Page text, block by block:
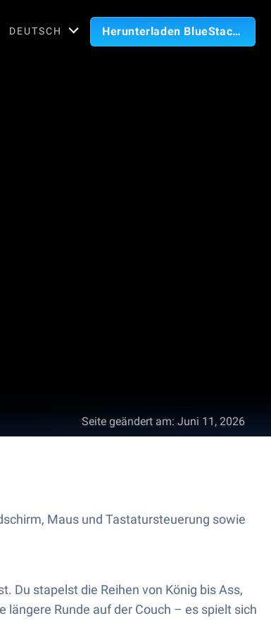
DEUTSCH Herunterladen BlueStacks
Seite geändert am: Juni 11, 2026
Maus und Tastatursteuerung sowie
Du stapelst die Reihen von König bis Ass,
Runde auf der Couch – es spielt sich